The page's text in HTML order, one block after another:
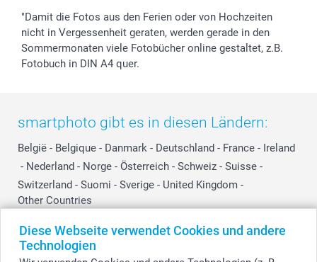
Diese Webseite verwendet Cookies und andere
Technologien
"Damit die Fotos aus den Ferien oder von Hochzeiten
nicht in Vergessenheit geraten, werden gerade in den
Sommermonaten viele Fotobücher online gestaltet, z.B.
Fotobuch in DIN A4 quer.
smartphoto gibt es in diesen Ländern:
België - Belgique - Danmark - Deutschland - France - Ireland
- Nederland - Norge - Österreich - Schweiz - Suisse -
Switzerland - Suomi - Sverige - United Kingdom -
Other Countries
Alle Preise verstehen sich in EURO (€) inkl. MwSt. und zzgl. Versandkosten.